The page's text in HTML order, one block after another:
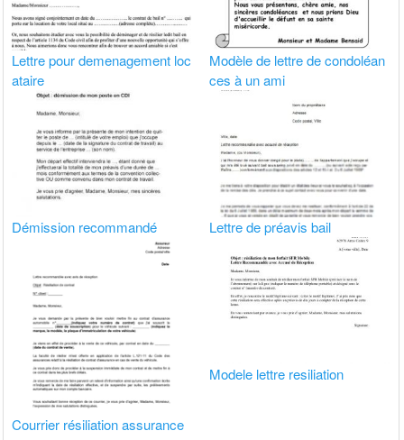
Lettre pour demenagement loc
ataire
Modèle de lettre de condoléan
ces à un ami
Démission recommandé Lettre de préavis bail
Courrier résiliation assurance
Modele lettre resiliation